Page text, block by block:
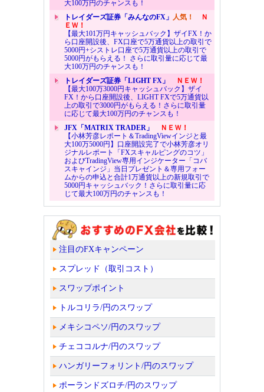
大100万円のチャンスも！
トレイダーズ証券「みんなのFX」 人気！
Ｎ
ＥＷ！
【最大101万円キャッシュバック】ザイFX！か
ら口座開設後、FX口座で5万通貨以上の取引で
5000円+シストレ口座で5万通貨以上の取引で
5000円がもらえる！ さらに取引量に応じて最
大100万円のチャンスも！
トレイダーズ証券「LIGHT FX」
ＮＥＷ！
【最大100万3000円キャッシュバック】ザイ
FX！から口座開設後、LIGHT FXで5万通貨以
上の取引で3000円がもらえる！さらに取引量
に応じて最大100万円のチャンスも！
JFX「MATRIX TRADER」
ＮＥＷ！
【小林芳彦レポート＆TradingViewインジと最
大100万5000円】口座開設完了で小林芳彦オリ
ジナルレポート「FXスキャルピングのコツ」
およびTradingView専用インジケーター「コバ
スキャインジ」当日プレゼント＆専用フォー
ムからの申込と合計1万通貨以上の新規取引で
5000円キャッシュバック！さらに取引量に応
じて最大100万円のチャンスも！
注目のFXキャンペーン
スプレッド（取引コスト）
スワップポイント
トルコリラ/円のスワップ
メキシコペソ/円のスワップ
チェココルナ/円のスワップ
ハンガリーフォリント/円のスワップ
ポーランドズロチ/円のスワップ